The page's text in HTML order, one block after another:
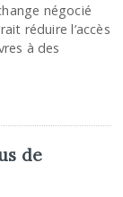
négocié
réduire l’accès
à des
de